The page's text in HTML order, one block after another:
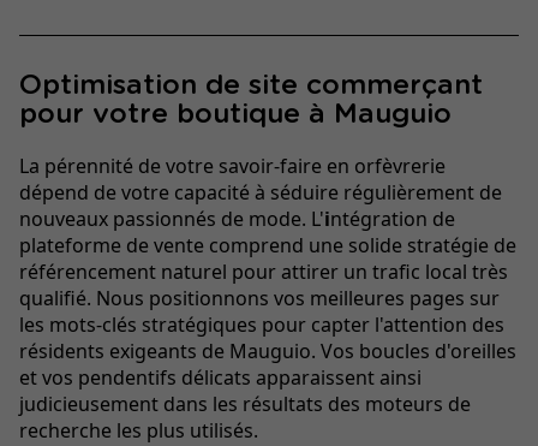
Optimisation de site commerçant
pour votre boutique à Mauguio
La pérennité de votre savoir-faire en orfèvrerie
dépend de votre capacité à séduire régulièrement de
nouveaux passionnés de mode. L'intégration de
plateforme de vente comprend une solide stratégie de
référencement naturel pour attirer un trafic local très
qualifié. Nous positionnons vos meilleures pages sur
les mots-clés stratégiques pour capter l'attention des
résidents exigeants de Mauguio. Vos boucles d'oreilles
et vos pendentifs délicats apparaissent ainsi
judicieusement dans les résultats des moteurs de
recherche les plus utilisés.